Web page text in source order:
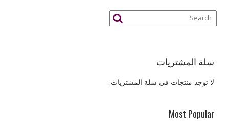
سلة المشتريات
لا توجد منتجات في سلة المشتريات.
Most Popular